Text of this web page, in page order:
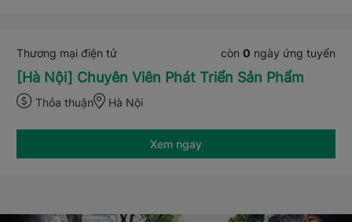
Thương mại điện tử còn 0 ngày ứng tuyển
[Hà Nội] Chuyên Viên Phát Triển Sản Phẩm
Thỏa thuận Hà Nội
Xem ngay